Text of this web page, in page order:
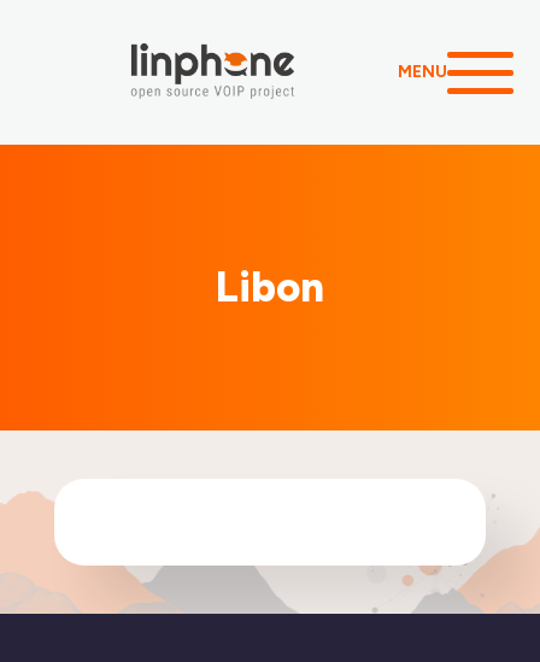
MENU
Libon